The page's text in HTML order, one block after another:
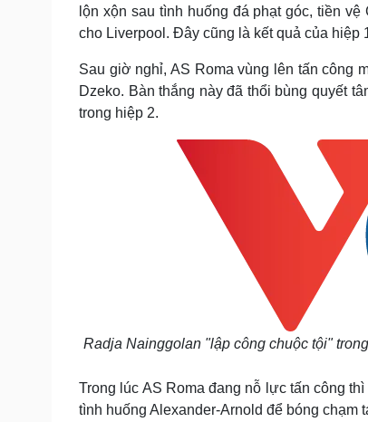
lộn xộn sau tình huống đá phạt góc, tiền
cho Liverpool. Đây cũng là kết quả của hiệp
Sau giờ nghỉ, AS Roma vùng lên tấn công
Dzeko. Bàn thắng này đã thổi bùng quyết
trong hiệp 2.
Radja Nainggolan "lập công chuộc tội"
Trong lúc AS Roma đang nỗ lực tấn công
tình huống Alexander-Arnold để bóng chạm